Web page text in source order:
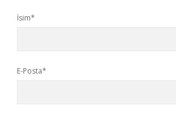
İsim*
E-Posta*